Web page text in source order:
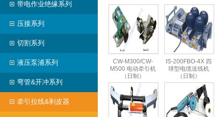
带电作业绝缘系列
压接系列
切割系列
液压泵浦系列
弯管&开冲系列
牵引拉线&剥皮器
CW-M300/CW-
M500 电动牵引机
（日制）
IS-200FBO-4X 四
球型电缆送线机
（日制）